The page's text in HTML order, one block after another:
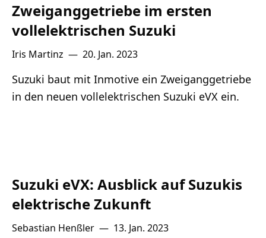
Zweiganggetriebe im ersten
vollelektrischen Suzuki
Iris Martinz — 20. Jan. 2023
Suzuki baut mit Inmotive ein Zweiganggetriebe
in den neuen vollelektrischen Suzuki eVX ein.
Suzuki eVX: Ausblick auf Suzukis
elektrische Zukunft
Sebastian Henßler — 13. Jan. 2023